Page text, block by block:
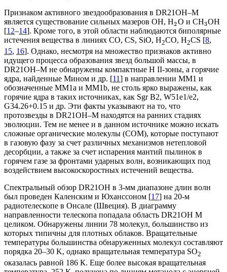
Признаком активного звездообразования в DR21OH–M
является существование сильных мазеров OH, H2O и CH3OH
[12–14]. Кроме того, в этой области наблюдаются биполярные
истечения вещества в линиях СО, CS, SiO, H2CO, H2CS [8,
15, 16]. Однако, несмотря на множество признаков активно
идущего процесса образования звезд большой массы, в
DR21OH–M не обнаружены компактные Н II-зоны, а горячие
ядра, найденные Мином и др. [11] в направлении MM1 и
обозначенные MM1a и MM1b, не столь ярко выражены, как
горячие ядра в таких источниках, как Sgr B2, W51e1/e2,
G34.26+0.15 и др. Эти факты указывают на то, что
протозвезды в DR21OH–M находятся на ранних стадиях
эволюции. Тем не менее и в данном источнике можно искать
сложные органические молекулы (СОМ), которые поступают
в газовую фазу за счет различных механизмов нетепловой
десорбции, а также за счет испарения мантий пылинок в
горячем газе за фронтами ударных волн, возникающих под
воздействием высокоскоростных истечений вещества.
Спектральный обзор DR21OH в 3-мм диапазоне длин волн
был проведен Каленским и Юханссоном [17] на 20-м
радиотелескопе в Онсале (Швеция). В диаграмму
направленности телескопа попадала область DR21OH M
целиком. Обнаружены линии 78 молекул, большинство из
которых типичны для плотных облаков. Вращательные
температуры большинства обнаруженных молекул составляют
порядка 20–30 K, однако вращательная температура SO2
оказалась равной 186 К. Еще более высокая вращательная